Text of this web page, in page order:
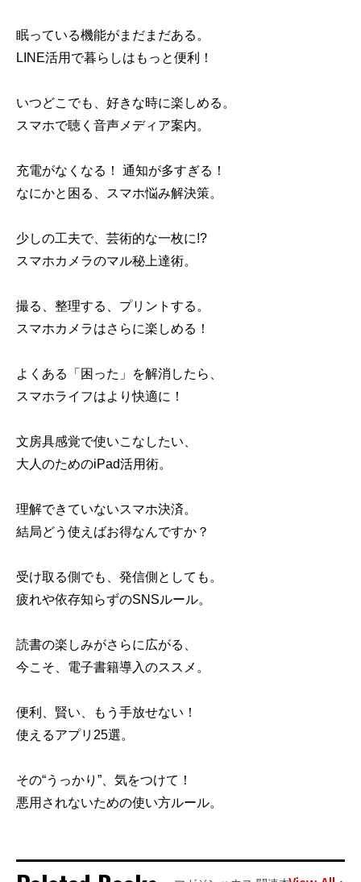
眠っている機能がまだまだある。
LINE活用で暮らしはもっと便利！
いつどこでも、好きな時に楽しめる。
スマホで聴く音声メディア案内。
充電がなくなる！ 通知が多すぎる！
なにかと困る、スマホ悩み解決策。
少しの工夫で、芸術的な一枚に!?
スマホカメラのマル秘上達術。
撮る、整理する、プリントする。
スマホカメラはさらに楽しめる！
よくある「困った」を解消したら、
スマホライフはより快適に！
文房具感覚で使いこなしたい、
大人のためのiPad活用術。
理解できていないスマホ決済。
結局どう使えばお得なんですか？
受け取る側でも、発信側としても。
疲れや依存知らずのSNSルール。
読書の楽しみがさらに広がる、
今こそ、電子書籍導入のススメ。
便利、賢い、もう手放せない！
使えるアプリ25選。
その“うっかり”、気をつけて！
悪用されないための使い方ルール。